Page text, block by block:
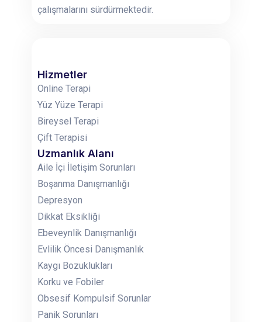
çalışmalarını sürdürmektedir.
Hizmetler
Online Terapi
Yüz Yüze Terapi
Bireysel Terapi
Çift Terapisi
Uzmanlık Alanı
Aile İçi İletişim Sorunları
Boşanma Danışmanlığı
Depresyon
Dikkat Eksikliği
Ebeveynlik Danışmanlığı
Evlilik Öncesi Danışmanlık
Kaygı Bozuklukları
Korku ve Fobiler
Obsesif Kompulsif Sorunlar
Panik Sorunları